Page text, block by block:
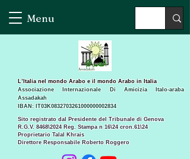
Menu
Sito registrato dal Presidente del Tribunale di Genova
R.G.V. 8468\2024 Reg. Stampa n 16\24 cron.61\24 ​
Proprietario Talal Khrais
Direttore Responsabile Roberto Roggero
L’Italia nel mondo Arabo e il mondo Arabo in Italia
Associazione Internazionale Di Amicizia Italo-araba
Assadakah
IBAN: IT03K0832703261000000002834